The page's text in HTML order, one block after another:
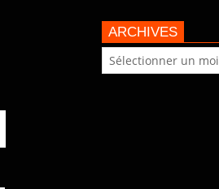
ARCHIVES
Archives